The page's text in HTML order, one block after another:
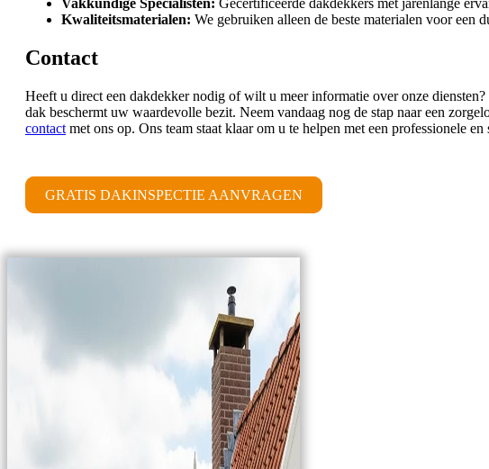
Kwaliteitsmaterialen: We gebruiken alleen de beste materialen voor een
Contact
Heeft u direct een dakdekker nodig of wilt u meer informatie over onze
dak beschermt uw waardevolle bezit. Neem vandaag nog de stap naar een
contact met ons op. Ons team staat klaar om u te helpen met een professionele en
GRATIS DAKINSPECTIE AANVRAGEN